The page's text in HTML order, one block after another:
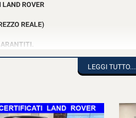
ROVER
REALE)
LEGGI TUTTO...